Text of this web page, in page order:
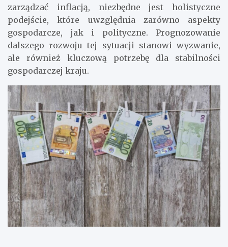
zarządzać inflacją, niezbędne jest holistyczne
podejście, które uwzględnia zarówno aspekty
gospodarcze, jak i polityczne. Prognozowanie
dalszego rozwoju tej sytuacji stanowi wyzwanie,
ale również kluczową potrzebę dla stabilności
gospodarczej kraju.